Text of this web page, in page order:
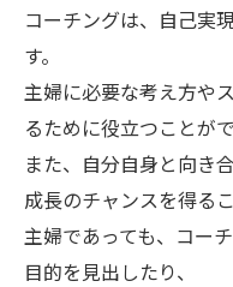
コーチングは、自己実
す。
主婦に必要な考え方や
るために役立つことが
また、自分自身と向き
成長のチャンスを得る
主婦であっても、コー
目的を見出したり、